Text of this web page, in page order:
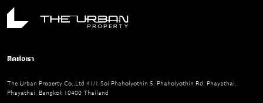
ติดต่อเรา
The Urban Property Co.,Ltd 41/1 Soi Phaholyothin 5, Phaholyothin Rd, Phayathai,
Phayathai, Bangkok 10400 Thailand